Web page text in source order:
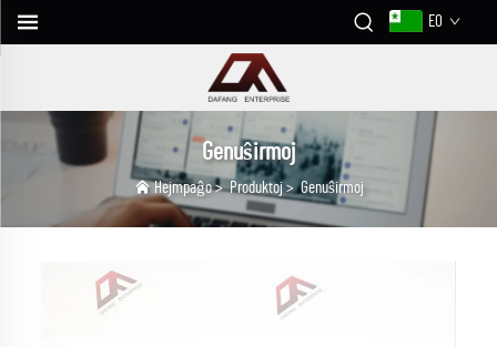
EO
Genuŝirmoj
Hejmpaĝo>Produktoj>Genuŝirmoj